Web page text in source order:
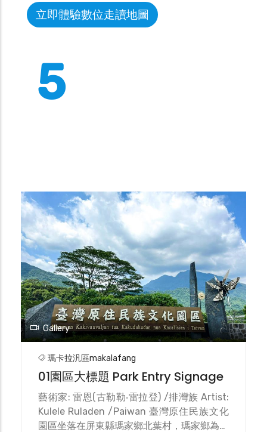
立即體驗數位走讀地圖
5
Gallery
瑪卡拉汎區makalafang
01園區大標題 Park Entry Signage
藝術家: 雷恩(古勒勒‧雷拉登) /排灣族 Artist:
Kulele Ruladen /Paiwan 臺灣原住民族文化
園區坐落在屏東縣瑪家鄉北葉村，瑪家鄉為原